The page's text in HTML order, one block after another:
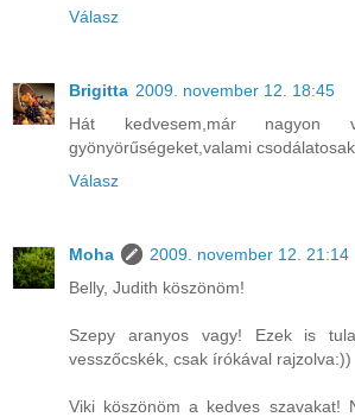
Válasz
Brigitta 2009. november 12. 18:45
Hát kedvesem,már nagyon
gyönyörűségeket,valami
Válasz
Moha
2009. november 12. 21:14
Belly, Judith köszönöm!
Szepy aranyos vagy! Ezek is
vesszőcskék, csak írókával rajzolva:))
Viki köszönöm a kedves szavakat!